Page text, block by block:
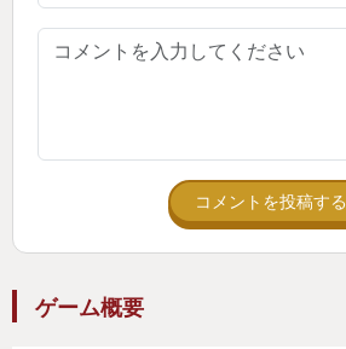
ができるかと思います。
コメントを投稿する
ゲーム概要